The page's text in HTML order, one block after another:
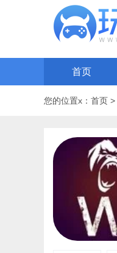
首页
您的位置x： 首页 >